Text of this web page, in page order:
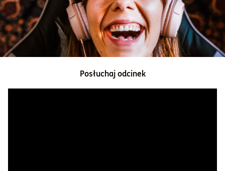
Centrum pomocy
Informacje i dokumenty
Posłuchaj odcinek